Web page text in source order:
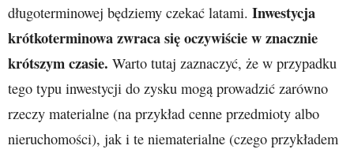
długoterminowej będziemy czekać latami. Inwestycja
krótkoterminowa zwraca się oczywiście w znacznie
krótszym czasie. Warto tutaj zaznaczyć, że w przypadku
tego typu inwestycji do zysku mogą prowadzić zarówno
rzeczy materialne (na przykład cenne przedmioty albo
nieruchomości), jak i te niematerialne (czego przykładem